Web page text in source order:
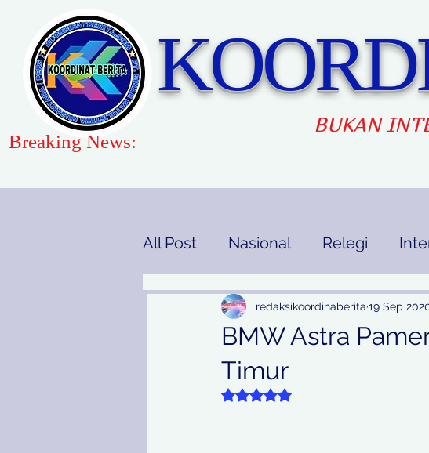
BUKAN
Breaking News:
All Post Nasional Relegi
Gaya Hidup Pendidikan
Kesehatan Korupsi
BMW Astra
Timur
redaksikoordinaberita 19 Sep
Dinilai NaN dari 5 bintang.